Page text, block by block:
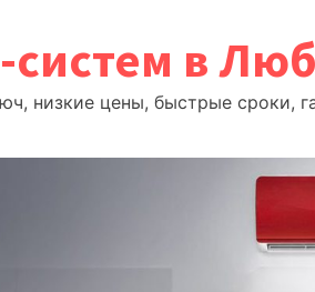
систем в
низкие цены, быстрые сроки,